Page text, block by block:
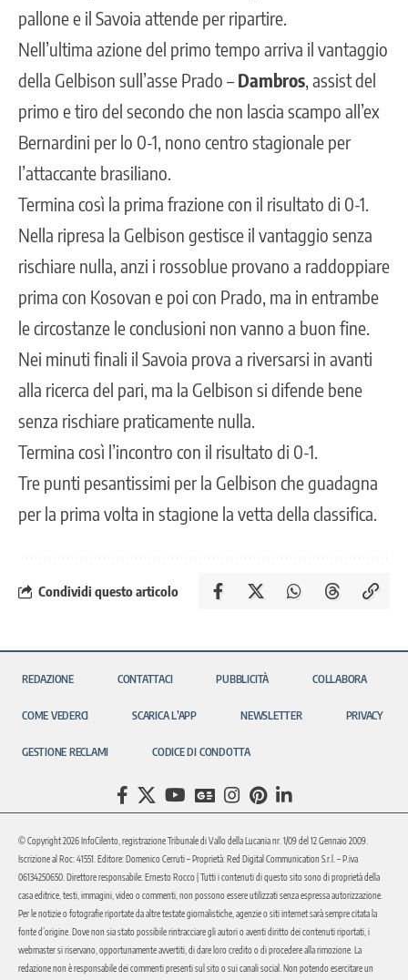
pallone e il Savoia attende per ripartire.
Nell’ultima azione del primo tempo arriva il vantaggio
della Gelbison sull’asse Prado – Dambros, assist del
primo e tiro del secondo che non lascia scampo all’ex
Bernardini per lo 0-1, nono centro stagionale per
l’attaccante brasiliano.
Termina così la prima frazione con il risultato di 0-1.
Nella ripresa la Gelbison gestisce il vantaggio senza
rischiare nulla, anzi i rossoblue provano a raddoppiare
prima con Kosovan e poi con Prado, ma in entrambe
le circostanze le conclusioni non vanno a buon fine.
Nei minuti finali il Savoia prova a riversarsi in avanti
alla ricerca del pari, ma la Gelbison si difende bene
senza rischiare praticamente nulla.
Termina così l’incontro con il risultato di 0-1.
Tre punti pesantissimi per la Gelbison che guadagna
per la prima volta in stagione la vetta della classifica.
Condividi questo articolo
REDAZIONE CONTATTACI PUBBLICITÀ COLLABORA
COME VEDERCI SCARICA L’APP NEWSLETTER PRIVACY
GESTIONE RECLAMI CODICE DI CONDOTTA
© Copyright 2026 InfoCilento, registrazione Tribunale di Vallo della Lucania nr. 1/09 del 12 Gennaio 2009.
Iscrizione al Roc: 41551. Editore: Domenico Cerruti – Proprietà: Red Digital Communication S.r.l. – P.iva
06134250650. Direttore responsabile: Ernesto Rocco | Tutti i contenuti di questo sito sono di proprietà della
casa editrice, testi, immagini, video o commenti, non possono essere utilizzati senza espressa autorizzazione.
Per le notizie o fotografie riportate da altre testate giornalistiche, agenzie o siti internet sarà sempre citata la
fonte d’origine. Dove non sia stato possibile rintracciare gli autori o aventi diritto dei contenuti riportati, i
webmaster si riservano, opportunamente avvertiti, di dare loro credito o di procedere alla rimozione. La
redazione non è responsabile dei commenti presenti sul sito o sui canali social. Non potendo esercitare un